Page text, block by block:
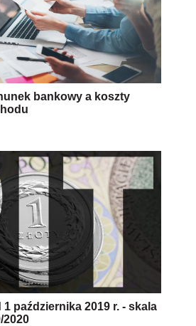
bankowy a koszty
października 2019 r. - skala
2020